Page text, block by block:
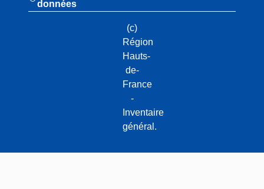
données
(c)
Région
Hauts-
de-
France
-
Inventaire
général.